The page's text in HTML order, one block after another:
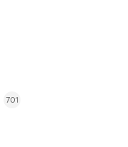
701